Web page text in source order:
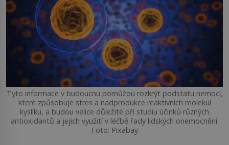
Tyto informace v budoucnu pomůžou rozkrýt podstatu nemocí,
které způsobuje stres a nadprodukce reaktivních molekul
kyslíku, a budou velice důležité při studiu účinků různých
antioxidantů a jejich využití v léčbě řady lidských onemocnění.
Foto: Pixabay